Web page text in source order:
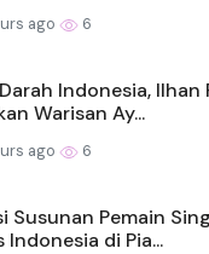
ago 6
Indonesia, Ilhan
Warisan Ay...
ago 6
Susunan Pemain
Indonesia di Pia...